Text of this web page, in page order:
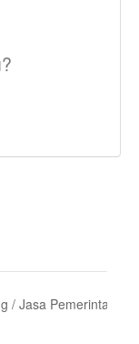
/ Jasa Pemerintah